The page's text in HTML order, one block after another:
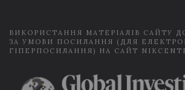
ВИКОРИСТАННЯ МАТЕРІАЛІВ САЙТУ
ЗА УМОВИ ПОСИЛАННЯ (ДЛЯ
ГІПЕРПОСИЛАННЯ) НА САЙТ